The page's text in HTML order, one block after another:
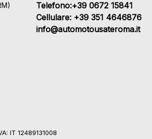
Telefono:+39 0672 15841
Cellulare: +39 351 4646876
info@automotousateroma.it
IT 12489131008